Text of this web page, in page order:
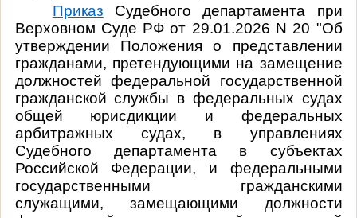
Приказ Судебного департамента при
Верховном Суде РФ от 29.01.2026 N 20 "Об
утверждении Положения о представлении
гражданами, претендующими на замещение
должностей федеральной государственной
гражданской службы в федеральных судах
общей юрисдикции и федеральных
арбитражных судах, в управлениях
Судебного департамента в субъектах
Российской Федерации, и федеральными
государственными гражданскими
служащими, замещающими должности